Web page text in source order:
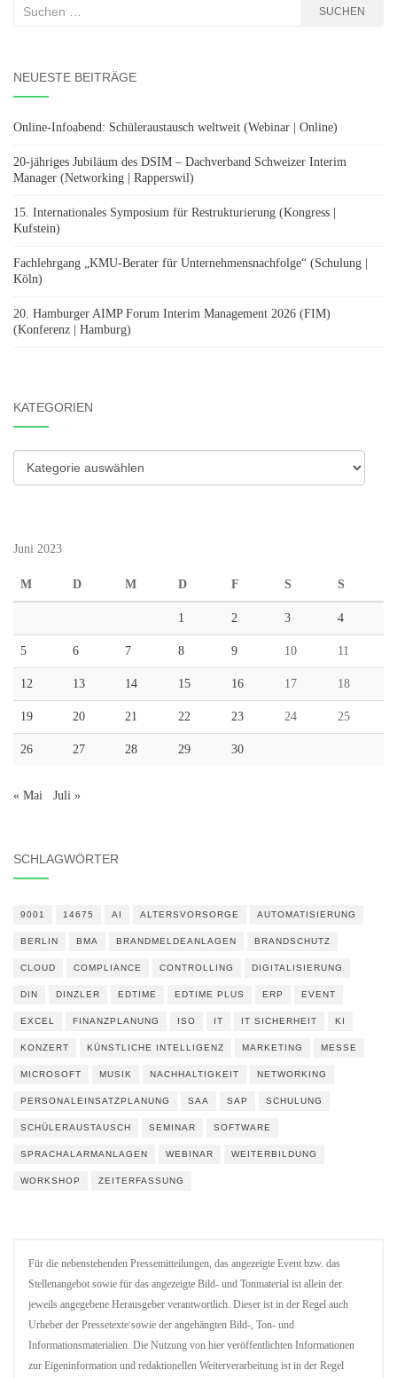
Suchen
SUCHEN
NEUESTE BEITRÄGE
Online-Infoabend: Schüleraustausch weltweit (Webinar | Online)
20-jähriges Jubiläum des DSIM – Dachverband Schweizer Interim
Manager (Networking | Rapperswil)
15. Internationales Symposium für Restrukturierung (Kongress |
Kufstein)
Fachlehrgang „KMU-Berater für Unternehmensnachfolge“ (Schulung |
Köln)
20. Hamburger AIMP Forum Interim Management 2026 (FIM)
(Konferenz | Hamburg)
KATEGORIEN
Kategorien
Juni 2023
M D M D F S S
1 2 3 4
5 6 7 8 9 10 11
12 13 14 15 16 17 18
19 20 21 22 23 24 25
26 27 28 29 30
« Mai Juli »
SCHLAGWÖRTER
9001 14675 AI ALTERSVORSORGE AUTOMATISIERUNG
BERLIN BMA BRANDMELDEANLAGEN BRANDSCHUTZ
CLOUD COMPLIANCE CONTROLLING DIGITALISIERUNG
DIN DINZLER EDTIME EDTIME PLUS ERP EVENT
EXCEL FINANZPLANUNG ISO IT IT SICHERHEIT KI
KONZERT KÜNSTLICHE INTELLIGENZ MARKETING MESSE
MICROSOFT MUSIK NACHHALTIGKEIT NETWORKING
PERSONALEINSATZPLANUNG SAA SAP SCHULUNG
SCHÜLERAUSTAUSCH SEMINAR SOFTWARE
SPRACHALARMANLAGEN WEBINAR WEITERBILDUNG
WORKSHOP ZEITERFASSUNG
Für die nebenstehenden Pressemitteilungen, das angezeigte Event bzw. das
Stellenangebot sowie für das angezeigte Bild- und Tonmaterial ist allein der
jeweils angegebene Herausgeber verantwortlich. Dieser ist in der Regel auch
Urheber der Pressetexte sowie der angehängten Bild-, Ton- und
Informationsmaterialien. Die Nutzung von hier veröffentlichten Informationen
zur Eigeninformation und redaktionellen Weiterverarbeitung ist in der Regel